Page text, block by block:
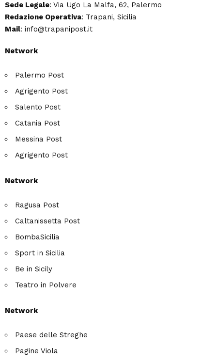
Sede Legale: Via Ugo La Malfa, 62, Palermo
Redazione Operativa: Trapani, Sicilia
Mail: info@trapanipost.it
Network
Palermo Post
Agrigento Post
Salento Post
Catania Post
Messina Post
Agrigento Post
Network
Ragusa Post
Caltanissetta Post
BombaSicilia
Sport in Sicilia
Be in Sicily
Teatro in Polvere
Network
Paese delle Streghe
Pagine Viola